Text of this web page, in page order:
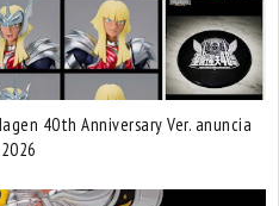
40th Anniversary Ver. anuncia